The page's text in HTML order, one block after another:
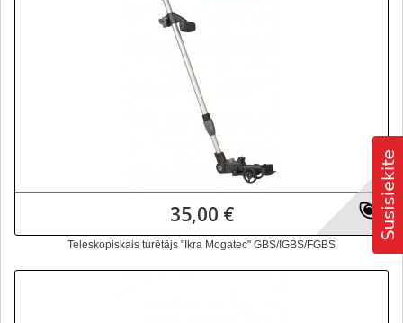
35,00 €
Teleskopiskais turētājs "Ikra Mogatec" GBS/IGBS/FGBS